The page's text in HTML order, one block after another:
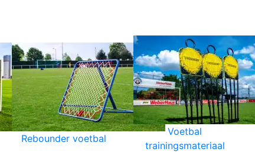
Rebounder voetbal
Voetbal
trainingsmateriaal